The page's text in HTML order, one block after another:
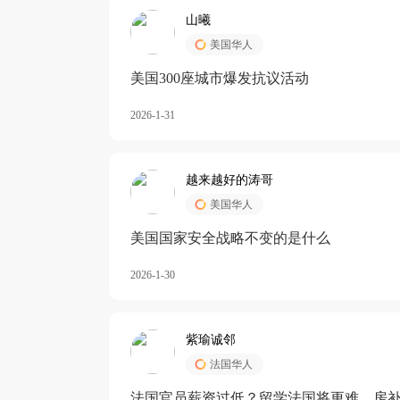
山曦
美国华人
美国300座城市爆发抗议活动
2026-1-31
越来越好的涛哥
美国华人
美国国家安全战略不变的是什么
2026-1-30
紫瑜诚邻
法国华人